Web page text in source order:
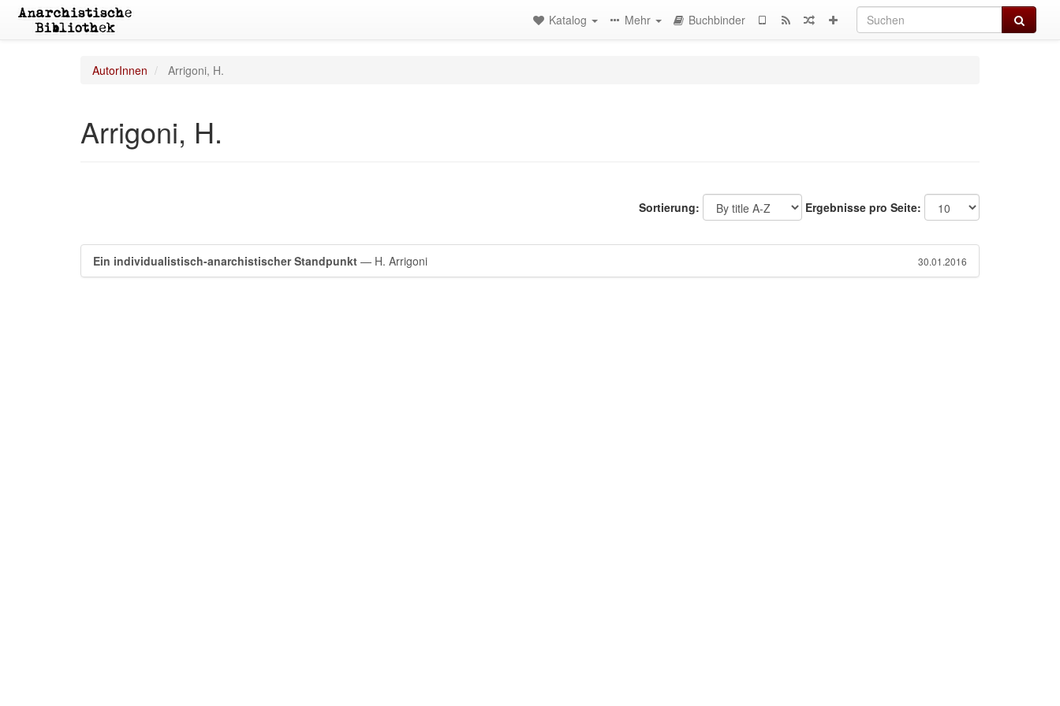
Suchen
Katalog Mehr Buchbinder
AutorInnen Arrigoni, H.
Arrigoni, H.
Sortierung: Ergebnisse pro Seite:
Ein individualistisch-anarchistischer Standpunkt — H. Arrigoni 30.01.2016